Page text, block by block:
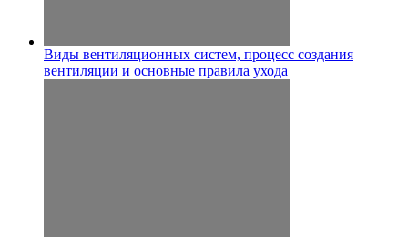
Виды вентиляционных систем, процесс создания
вентиляции и основные правила ухода